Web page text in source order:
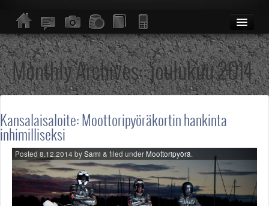
ETUSIVU
Moottoripyörät
Kevytmoottoripyörät
Mopot
Enduro/MX
Haku
Säännöt ja ohjeet
KUVAT/VIDEOT
Haku
Säännöt ja ohjeet
Uudet ajoneuvot
Monthly Archives::joulukuu 2014
Kansalaisaloite: Moottoripyöräkortin hankinta
inhimilliseksi
Posted 8.12.2014 bySami & filed underMoottoripyörä.